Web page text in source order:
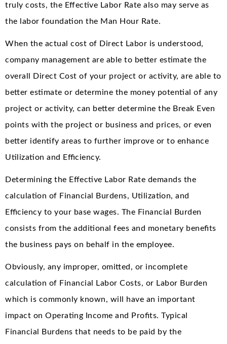
truly costs, the Effective Labor Rate also may serve as
the labor foundation the Man Hour Rate.
When the actual cost of Direct Labor is understood,
company management are able to better estimate the
overall Direct Cost of your project or activity, are able to
better estimate or determine the money potential of any
project or activity, can better determine the Break Even
points with the project or business and prices, or even
better identify areas to further improve or to enhance
Utilization and Efficiency.
Determining the Effective Labor Rate demands the
calculation of Financial Burdens, Utilization, and
Efficiency to your base wages. The Financial Burden
consists from the additional fees and monetary benefits
the business pays on behalf in the employee.
Obviously, any improper, omitted, or incomplete
calculation of Financial Labor Costs, or Labor Burden
which is commonly known, will have an important
impact on Operating Income and Profits. Typical
Financial Burdens that needs to be paid by the